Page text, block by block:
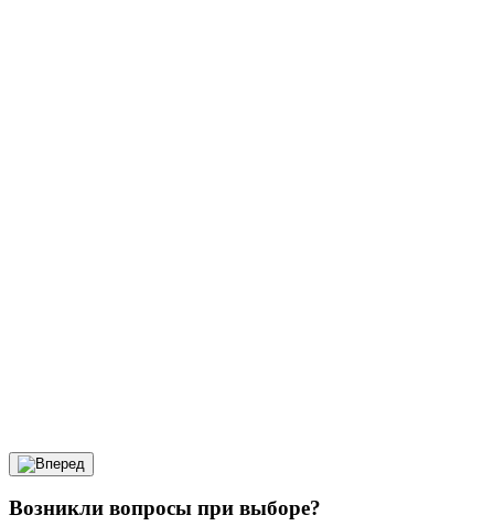
Возникли вопросы при выборе?